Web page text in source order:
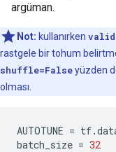
argüman.
Not: kullanırken
rastgele bir tohum
shuffle=Falseyüzden
olması.
AUTOTUNE = tf.
batch_size = 32